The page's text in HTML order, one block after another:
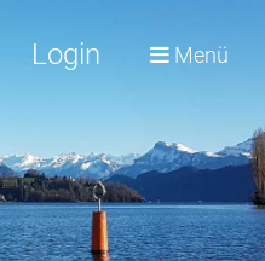
Login Menü